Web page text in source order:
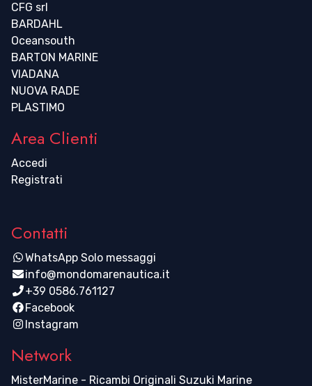
CFG srl
BARDAHL
Oceansouth
BARTON MARINE
VIADANA
NUOVA RADE
PLASTIMO
Area Clienti
Accedi
Registrati
Contatti
WhatsApp Solo messaggi
info@mondomarenautica.it
+39 0586.761127
Facebook
Instagram
Network
MisterMarine - Ricambi Originali Suzuki Marine